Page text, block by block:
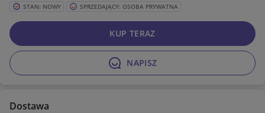
STAN: NOWY SPRZEDAJĄCY: OSOBA PRYWATNA
NAPISZ
KUP TERAZ
Dostawa